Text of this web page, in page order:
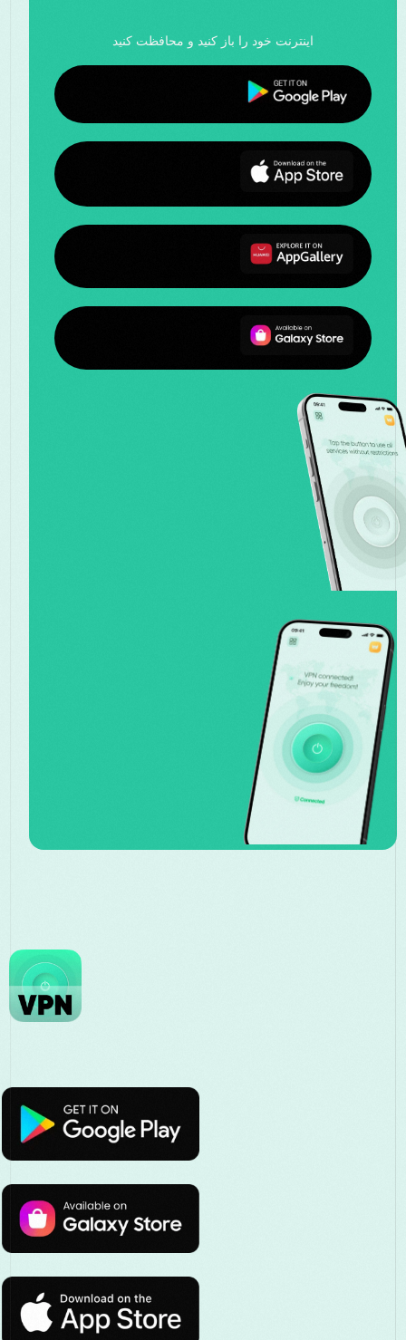
اینترنت خود را باز کنید و محافظت کنید